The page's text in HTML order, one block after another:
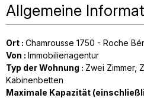
Allgemeine
Ort : Chamrousse 1750 - Roche
Von : Immobilienagentur
Typ der Wohnung : Zwei Zimmer
Kabinenbetten
Maximale Kapazität